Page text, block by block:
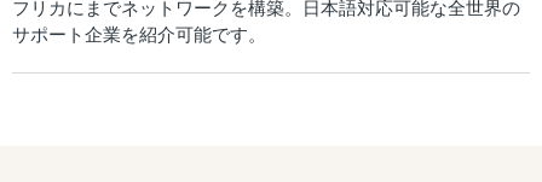
フリカにまでネットワークを構築。日本語対応可能な全世界の
サポート企業を紹介可能です。